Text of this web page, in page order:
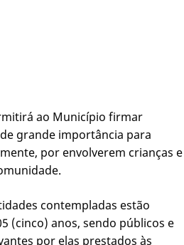
ao Município firmar
grande importância para
por envolverem crianças e
contempladas estão
(cinco) anos, sendo públicos e
por elas prestados às